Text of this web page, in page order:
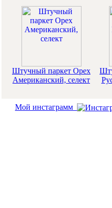
Штучный паркет Орех
Американский, селект
Мой инстаграмм